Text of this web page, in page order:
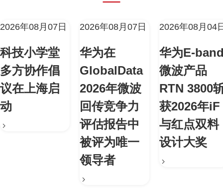
2026年08月07日
科技小学堂
多方协作倡
议在上海启
动
2026年08月07日
华为在
GlobalData
2026年微波
回传竞争力
评估报告中
被评为唯一
领导者
2026年08月04
华为E-
微波产品
RTN 3800
获2026年iF
与红点双料
设计大奖